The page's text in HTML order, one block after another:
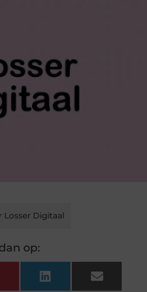
Losser Digitaal
op:
LinkedIn Email